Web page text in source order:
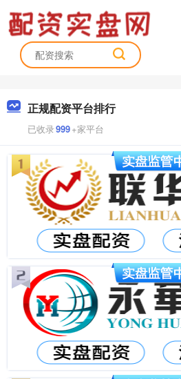
正规配资平台排行
已收录999+家平台